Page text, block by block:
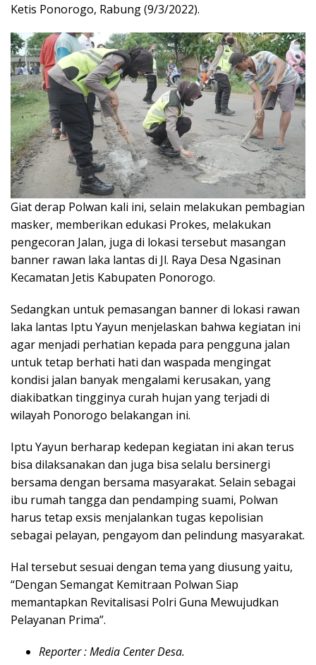
Ketis Ponorogo, Rabung (9/3/2022).
Giat derap Polwan kali ini, selain melakukan pembagian
masker, memberikan edukasi Prokes, melakukan
pengecoran Jalan, juga di lokasi tersebut masangan
banner rawan laka lantas di Jl. Raya Desa Ngasinan
Kecamatan Jetis Kabupaten Ponorogo.
Sedangkan untuk pemasangan banner di lokasi rawan
laka lantas Iptu Yayun menjelaskan bahwa kegiatan ini
agar menjadi perhatian kepada para pengguna jalan
untuk tetap berhati hati dan waspada mengingat
kondisi jalan banyak mengalami kerusakan, yang
diakibatkan tingginya curah hujan yang terjadi di
wilayah Ponorogo belakangan ini.
Iptu Yayun berharap kedepan kegiatan ini akan terus
bisa dilaksanakan dan juga bisa selalu bersinergi
bersama dengan bersama masyarakat. Selain sebagai
ibu rumah tangga dan pendamping suami, Polwan
harus tetap exsis menjalankan tugas kepolisian
sebagai pelayan, pengayom dan pelindung masyarakat.
Hal tersebut sesuai dengan tema yang diusung yaitu,
“Dengan Semangat Kemitraan Polwan Siap
memantapkan Revitalisasi Polri Guna Mewujudkan
Pelayanan Prima”.
Reporter : Media Center Desa.